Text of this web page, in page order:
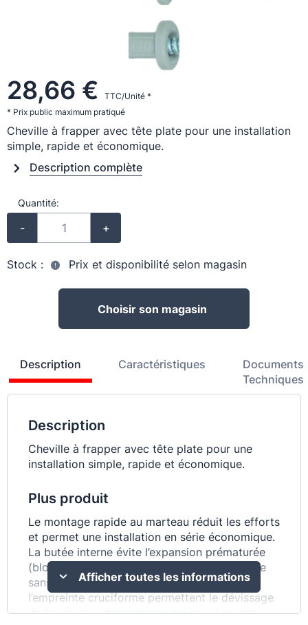
28,66 €
TTC/Unité *
* Prix public maximum pratiqué
Cheville à frapper avec tête plate pour une installation
simple, rapide et économique.
Description complète
Quantité:
- +
Stock : Prix et disponibilité selon magasin
Choisir son magasin
Description Caractéristiques
Documents
Techniques
Description
Cheville à frapper avec tête plate pour une
installation simple, rapide et économique.
Plus produit
Le montage rapide au marteau réduit les efforts
et permet une installation en série économique.
La butée interne évite l’expansion prématurée
(blocage) de la cheville et assure un montage
sans problèmes. Le filetage du clou et
l’empreinte cruciforme permettent le dévissage
de la vis et un démontage ultérieur. La vaste
Afficher toutes les informations